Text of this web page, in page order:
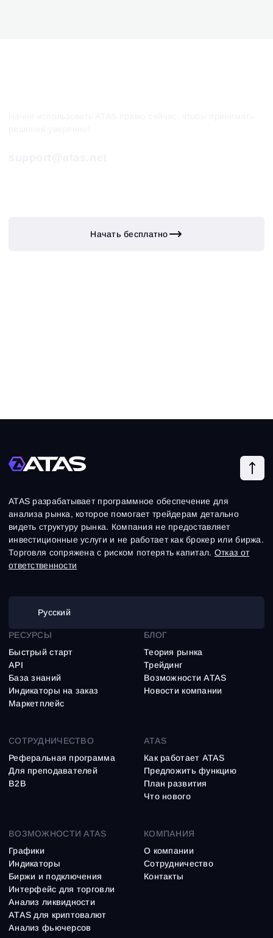
Начать бесплатно
ATAS разрабатывает программное обеспечение для
анализа рынка, которое помогает трейдерам детально
видеть структуру рынка. Компания не предоставляет
инвестиционные услуги и не работает как брокер или биржа.
Торговля сопряжена с риском потерять капитал. Отказ от
ответственности
Русский
ВОЗМОЖНОСТИ ATAS
Графики
Индикаторы
Биржи и подключения
Интерфейс для торговли
Анализ ликвидности
ATAS для криптовалют
Анализ фьючерсов
РЕСУРСЫ
Быстрый старт
API
База знаний
Индикаторы на заказ
Маркетплейс
БЛОГ
Теория рынка
Трейдинг
Возможности ATAS
Новости компании
СОТРУДНИЧЕСТВО
Реферальная программа
Для преподавателей
B2B
ATAS
Как работает ATAS
Предложить функцию
План развития
Что нового
КОМПАНИЯ
О компании
Сотрудничество
Контакты